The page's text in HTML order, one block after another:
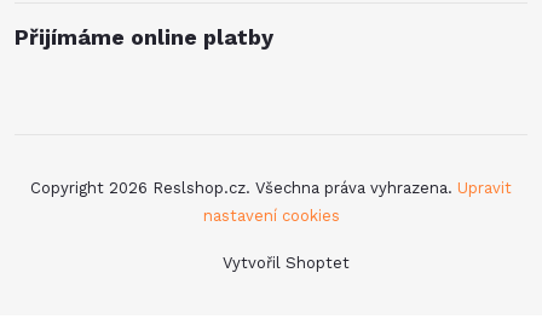
Přijímáme online platby
Vytvořil Shoptet
Copyright 2026 Reslshop.cz. Všechna práva vyhrazena. Upravit
nastavení cookies